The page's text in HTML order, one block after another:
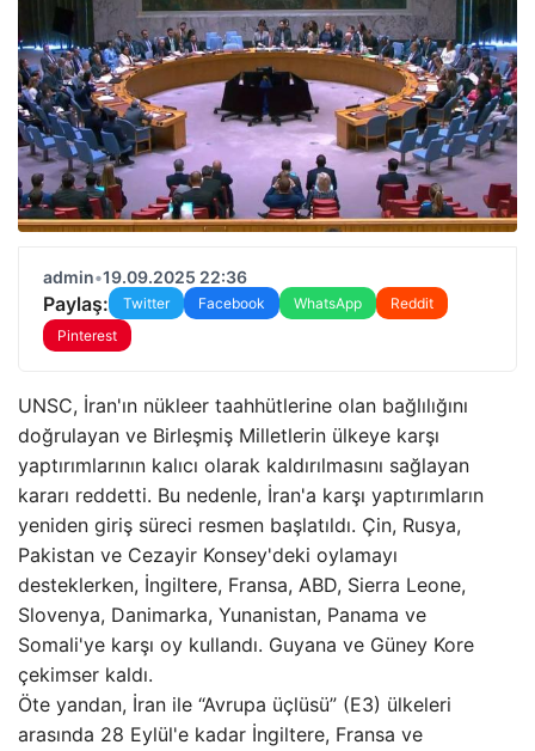
admin•19.09.2025 22:36
Paylaş: Twitter Facebook WhatsApp
Reddit
Pinterest
UNSC, İran'ın nükleer taahhütlerine olan bağlılığını
doğrulayan ve Birleşmiş Milletlerin ülkeye karşı
yaptırımlarının kalıcı olarak kaldırılmasını sağlayan
kararı reddetti. Bu nedenle, İran'a karşı yaptırımların
yeniden giriş süreci resmen başlatıldı. Çin, Rusya,
Pakistan ve Cezayir Konsey'deki oylamayı
desteklerken, İngiltere, Fransa, ABD, Sierra Leone,
Slovenya, Danimarka, Yunanistan, Panama ve
Somali'ye karşı oy kullandı. Guyana ve Güney Kore
çekimser kaldı.
Öte yandan, İran ile “Avrupa üçlüsü” (E3) ülkeleri
arasında 28 Eylül'e kadar İngiltere, Fransa ve